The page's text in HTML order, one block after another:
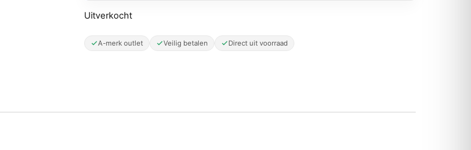
Uitverkocht
A-merk outlet Veilig betalen Direct uit voorraad